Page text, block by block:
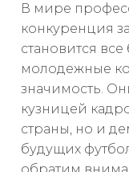
В мире
конкуренция
становится
молодежные
значимость.
кузницей
страны, но и
будущих